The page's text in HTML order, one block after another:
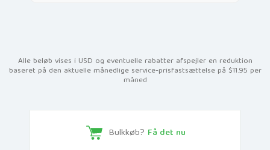
Alle beløb vises i USD og eventuelle rabatter afspejler en reduktion
baseret på den aktuelle månedlige service-prisfastsættelse på $11.95 per
måned
Bulkkøb? Få det nu